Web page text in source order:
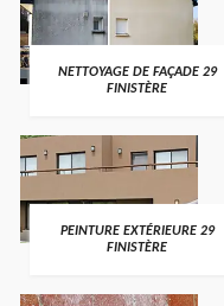
NETTOYAGE DE FAÇADE 29
FINISTÈRE
PEINTURE EXTÉRIEURE 29
FINISTÈRE